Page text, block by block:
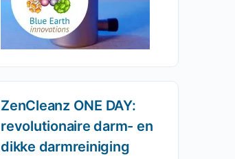
ZenCleanz ONE DAY:
revolutionaire darm- en
dikke darmreiniging